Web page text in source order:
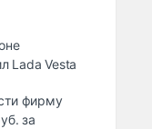
Lada Vesta
фирму
за